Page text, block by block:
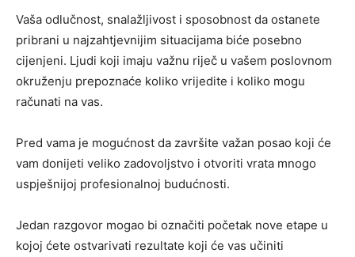
Vaša odlučnost, snalažljivost i sposobnost da ostanete
pribrani u najzahtjevnijim situacijama biće posebno
cijenjeni. Ljudi koji imaju važnu riječ u vašem poslovnom
okruženju prepoznaće koliko vrijedite i koliko mogu
računati na vas.
Pred vama je mogućnost da završite važan posao koji će
vam donijeti veliko zadovoljstvo i otvoriti vrata mnogo
uspješnijoj profesionalnoj budućnosti.
Jedan razgovor mogao bi označiti početak nove etape u
kojoj ćete ostvarivati rezultate koji će vas učiniti